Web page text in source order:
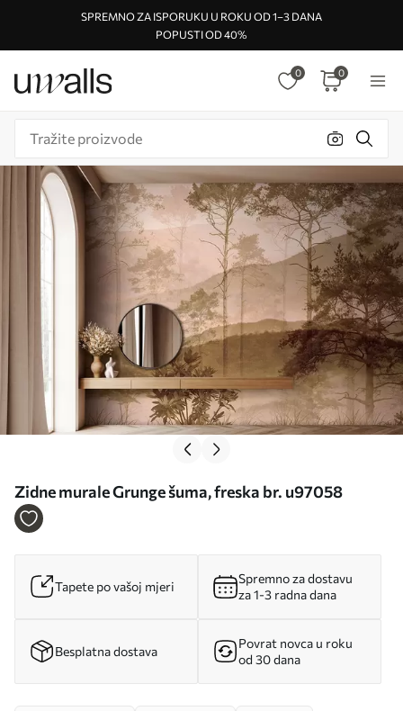
SPREMNO ZA ISPORUKU U ROKU OD 1–3 DANA
POPUSTI OD 40%
0 0
Zidne murale Grunge šuma, freska br. u97058
Tapete po vašoj mjeri
Spremno za dostavu
za 1-3 radna dana
Besplatna dostava
Povrat novca u roku
od 30 dana